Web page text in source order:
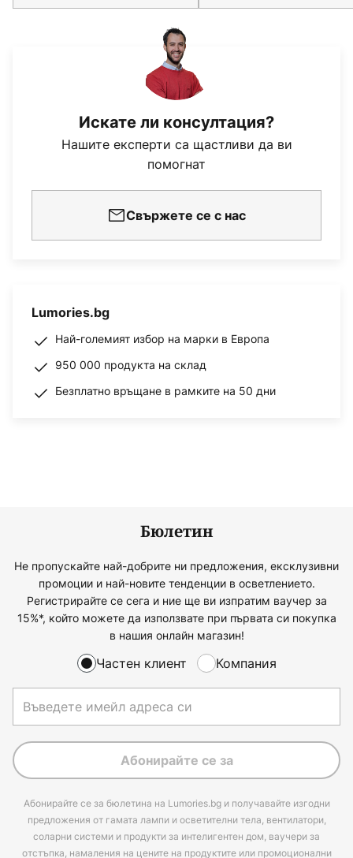
Искате ли консултация?
Нашите експерти са щастливи да ви
помогнат
Свържете се с нас
Lumories.bg
Най-големият избор на марки в Европа
950 000 продукта на склад
Безплатно връщане в рамките на 50 дни
Бюлетин
Не пропускайте най-добрите ни предложения, ексклузивни
промоции и най-новите тенденции в осветлението.
Регистрирайте се сега и ние ще ви изпратим ваучер за
15%*, който можете да използвате при първата си покупка
в нашия онлайн магазин!
Частен клиент Компания
Абонирайте се за
Абонирайте се за бюлетина на Lumories.bg и получавайте изгодни
предложения от гамата лампи и осветителни тела, вентилатори,
соларни системи и продукти за интелигентен дом, ваучери за
отстъпка, намаления на цените на продуктите или промоционални